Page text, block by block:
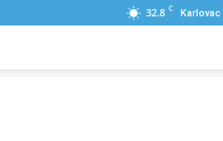
32.8 C Karlovac